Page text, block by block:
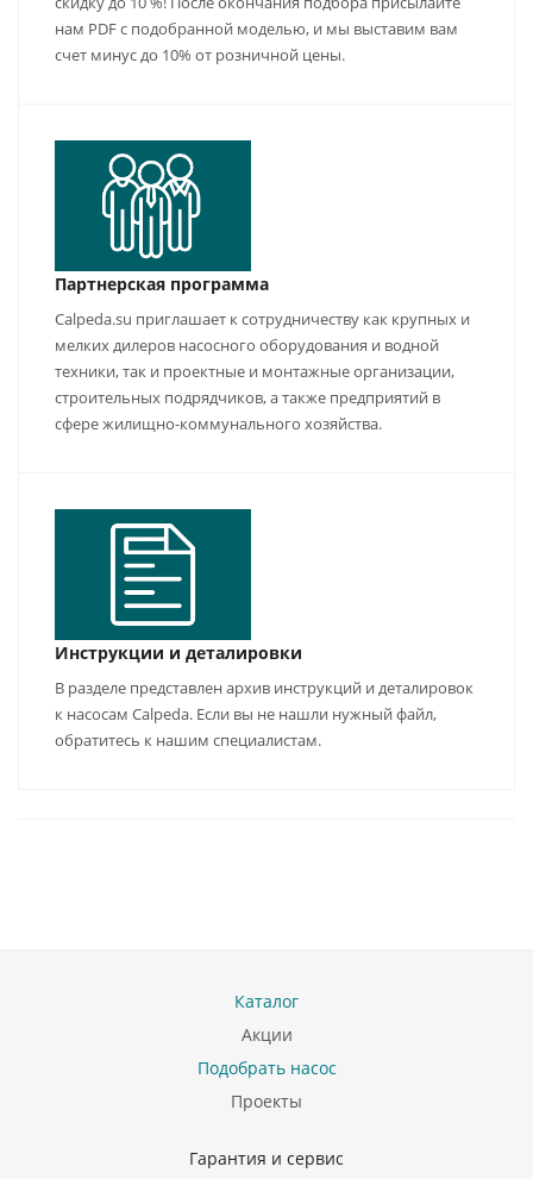
нам PDF с подобранной моделью, и мы выставим вам
счет минус до 10% от розничной цены.
Партнерская программа
Calpeda.su приглашает к сотрудничеству как крупных и
мелких дилеров насосного оборудования и водной
техники, так и проектные и монтажные организации,
строительных подрядчиков, а также предприятий в
сфере жилищно-коммунального хозяйства.
Инструкции и деталировки
В разделе представлен архив инструкций и деталировок
к насосам Calpeda. Если вы не нашли нужный файл,
обратитесь к нашим специалистам.
Каталог
Акции
Подобрать насос
Проекты
Гарантия и сервис